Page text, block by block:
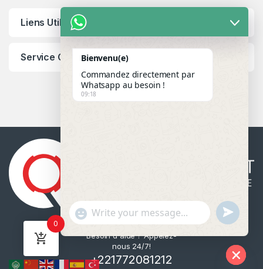
Liens Utiles
Service Client
Besoin d'aide ? Appelez-
nous 24/7!
+221772081212
0
Bienvenu(e)
Commandez directement par
Whatsapp au besoin !
09:18
"
+
c
a
WhatsApp Message
u
n
d